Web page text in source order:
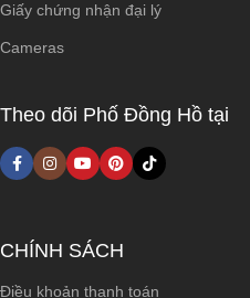
Giấy chứng nhận đại lý
Cameras
Theo dõi Phố Đồng Hồ tại
CHÍNH SÁCH
Điều khoản thanh toán